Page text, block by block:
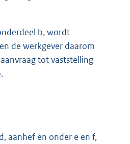
b, wordt
de werkgever daarom
tot vaststelling
aanhef en onder e en f,